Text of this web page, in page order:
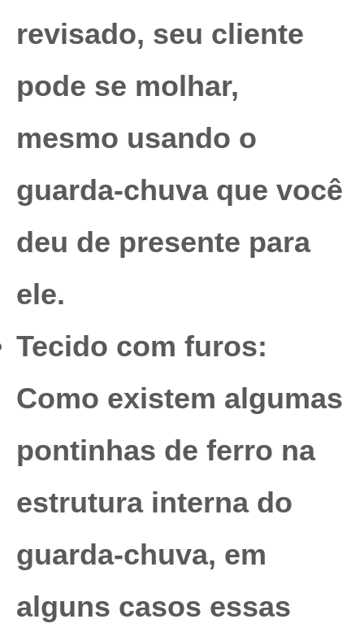
revisado, seu cliente
pode se molhar,
mesmo usando o
guarda-chuva que você
deu de presente para
ele.
Tecido com furos:
Como existem algumas
pontinhas de ferro na
estrutura interna do
guarda-chuva, em
alguns casos essas